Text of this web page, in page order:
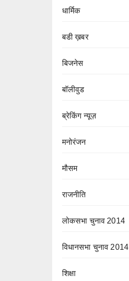
धार्मिक
बडी ख़बर
बिजनेस
बॉलीवुड
ब्रेकिंग न्यूज़
मनोरंजन
मौसम
राजनीति
लोकसभा चुनाव 2014
विधानसभा चुनाव 2014
शिक्षा